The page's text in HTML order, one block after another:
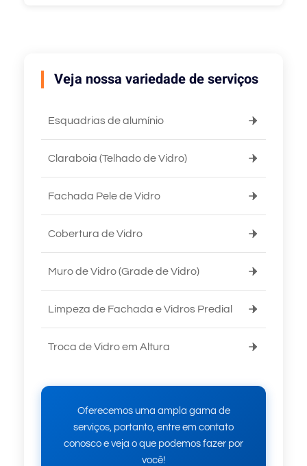
Veja nossa variedade de serviços
Esquadrias de alumínio
Claraboia (Telhado de Vidro)
Fachada Pele de Vidro
Cobertura de Vidro
Muro de Vidro (Grade de Vidro)
Limpeza de Fachada e Vidros Predial
Troca de Vidro em Altura
Oferecemos uma ampla gama de
serviços, portanto, entre em contato
conosco e veja o que podemos fazer por
você!